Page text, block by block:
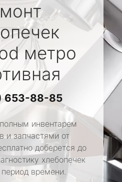
метро
653-88-85
инвентарем
и запчастями от
доберется до
хлебопечек
период времени.